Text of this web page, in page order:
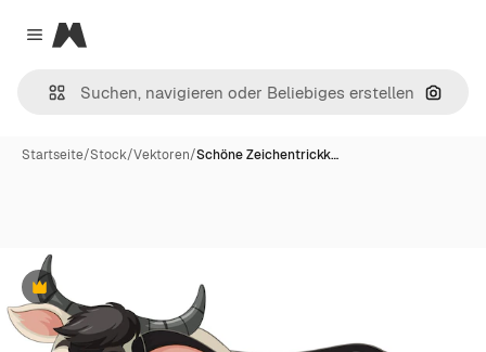
Close menu
Magnific
Nach
Startseite/Stock/Vektoren/Schöne Zeichentrickk…
Premium